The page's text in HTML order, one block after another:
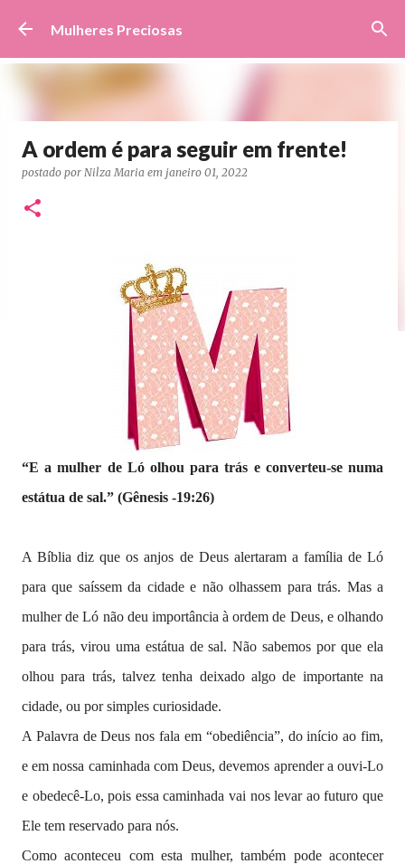
Pular para o conteúdo principal
Mulheres Preciosas
A ordem é para seguir em frente!
postado por Nilza Maria em janeiro 01, 2022
“E a mulher de Ló olhou para trás e converteu-se numa
estátua de sal.” (Gênesis -19:26)
A Bíblia diz que os anjos de Deus alertaram a família de Ló
para que saíssem da cidade e não olhassem para trás. Mas a
mulher de Ló não deu importância à ordem de Deus, e olhando
para trás, virou uma estátua de sal. Não sabemos por que ela
olhou para trás, talvez tenha deixado algo de importante na
cidade, ou por simples curiosidade.
A Palavra de Deus nos fala em “obediência”, do início ao fim,
e em nossa caminhada com Deus, devemos aprender a ouvi-Lo
e obedecê-Lo, pois essa caminhada vai nos levar ao futuro que
Ele tem reservado para nós.
Como aconteceu com esta mulher, também pode acontecer